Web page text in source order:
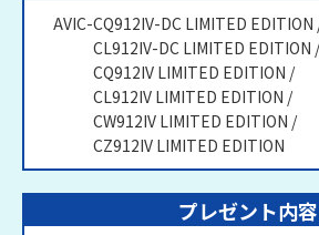
AVIC-CQ912IV-DC LIMITED EDITION
CL912IV-DC LIMITED EDITION
CQ912IV LIMITED EDITION
CL912IV LIMITED EDITION
CW912IV LIMITED EDITION
CZ912IV LIMITED EDITION
プレゼント内容